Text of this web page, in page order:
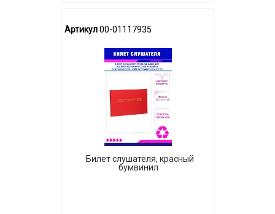
Артикул00-01117935
Билет слушателя, красный
бумвинил